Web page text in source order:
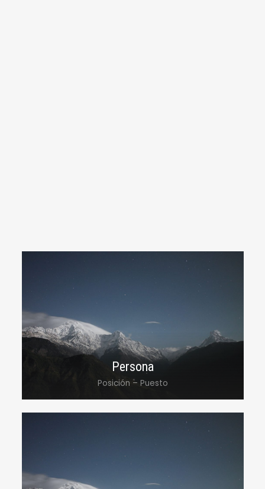
Persona
Posición – Puesto
Lorem ipsum dolor sit amet, consectetur
incididunt ut labore et dolore magna